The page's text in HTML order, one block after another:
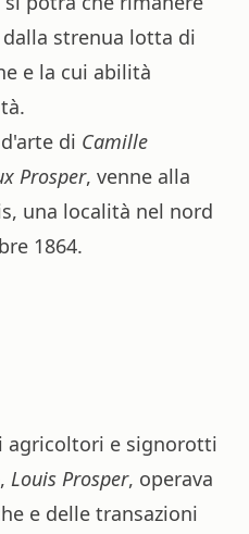
strenua lotta di
e la cui abilità
di Camille
Prosper, venne alla
una località nel nord
1864.
agricoltori e signorotti
Louis Prosper, operava
e delle transazioni